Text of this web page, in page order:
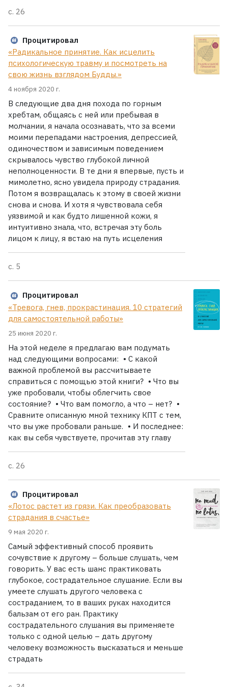
с. 26
Процитировал
«Радикальное принятие. Как исцелить
психологическую травму и посмотреть на
свою жизнь взглядом Будды.»
4 ноября 2020 г.
В следующие два дня похода по горным
хребтам, общаясь с ней или пребывая в
молчании, я начала осознавать, что за всеми
моими перепадами настроения, депрессией,
одиночеством и зависимым поведением
скрывалось чувство глубокой личной
неполноценности. В те дни я впервые, пусть и
мимолетно, ясно увидела природу страдания.
Потом я возвращалась к этому в своей жизни
снова и снова. И хотя я чувствовала себя
уязвимой и как будто лишенной кожи, я
интуитивно знала, что, встречая эту боль
лицом к лицу, я встаю на путь исцеления
с. 5
Процитировал
«Тревога, гнев, прокрастинация. 10 стратегий
для самостоятельной работы»
25 июня 2020 г.
На этой неделе я предлагаю вам подумать
над следующими вопросами: • С какой
важной проблемой вы рассчитываете
справиться с помощью этой книги? • Что вы
уже пробовали, чтобы облегчить свое
состояние? • Что вам помогло, а что – нет? •
Сравните описанную мной технику КПТ с тем,
что вы уже пробовали раньше. • И последнее:
как вы себя чувствуете, прочитав эту главу
с. 26
Процитировал
«Лотос растет из грязи. Как преобразовать
страдания в счастье»
9 мая 2020 г.
Самый эффективный способ проявить
сочувствие к другому – больше слушать, чем
говорить. У вас есть шанс практиковать
глубокое, сострадательное слушание. Если вы
умеете слушать другого человека с
состраданием, то в ваших руках находится
бальзам от его ран. Практику
сострадательного слушания вы применяете
только с одной целью – дать другому
человеку возможность высказаться и меньше
страдать